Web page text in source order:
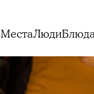
МестаЛюди